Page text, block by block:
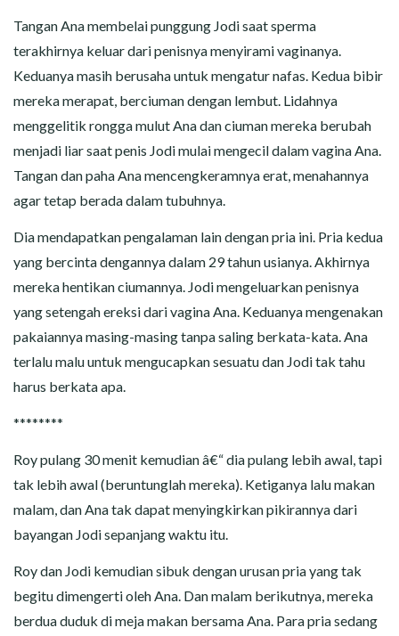
Tangan Ana membelai punggung Jodi saat sperma
terakhirnya keluar dari penisnya menyirami vaginanya.
Keduanya masih berusaha untuk mengatur nafas. Kedua bibir
mereka merapat, berciuman dengan lembut. Lidahnya
menggelitik rongga mulut Ana dan ciuman mereka berubah
menjadi liar saat penis Jodi mulai mengecil dalam vagina Ana.
Tangan dan paha Ana mencengkeramnya erat, menahannya
agar tetap berada dalam tubuhnya.
Dia mendapatkan pengalaman lain dengan pria ini. Pria kedua
yang bercinta dengannya dalam 29 tahun usianya. Akhirnya
mereka hentikan ciumannya. Jodi mengeluarkan penisnya
yang setengah ereksi dari vagina Ana. Keduanya mengenakan
pakaiannya masing-masing tanpa saling berkata-kata. Ana
terlalu malu untuk mengucapkan sesuatu dan Jodi tak tahu
harus berkata apa.
********
Roy pulang 30 menit kemudian â€“ dia pulang lebih awal, tapi
tak lebih awal (beruntunglah mereka). Ketiganya lalu makan
malam, dan Ana tak dapat menyingkirkan pikirannya dari
bayangan Jodi sepanjang waktu itu.
Roy dan Jodi kemudian sibuk dengan urusan pria yang tak
begitu dimengerti oleh Ana. Dan malam berikutnya, mereka
berdua duduk di meja makan bersama Ana. Para pria sedang